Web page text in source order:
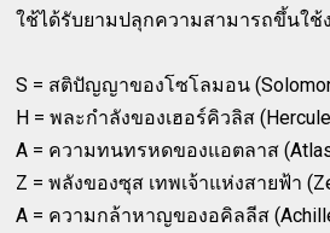
ใช้ได้รับยามปลุกความสามารถขึ้นใช้
S = สติปัญญาของโซโลมอน
H = พละกำลังของเฮอร์คิวลิส
A = ความทนทรหดของแอตลาส
Z = พลังของซุส เทพเจ้าแห่งสายฟ้า
A = ความกล้าหาญของอคิลลีส